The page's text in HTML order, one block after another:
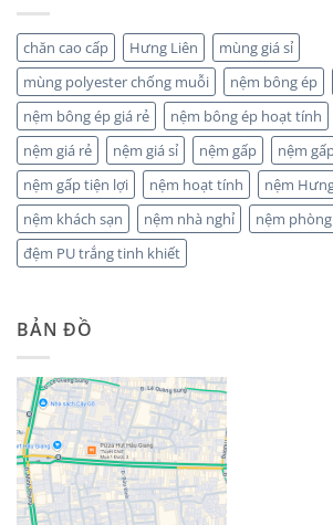
chăn cao cấp Hưng Liên
mùng giá sỉ
mùng polyester chống muỗi
nệm bông ép
nệm bông ép giá rẻ
nệm bông ép hoạt tính
nệm giá rẻ
nệm giá sỉ nệm gấp
nệm
nệm gấp tiện lợi
nệm hoạt tính
nệm
nệm khách sạn
nệm nhà nghỉ
nệm
đệm PU trắng tinh khiết
BẢN ĐỒ